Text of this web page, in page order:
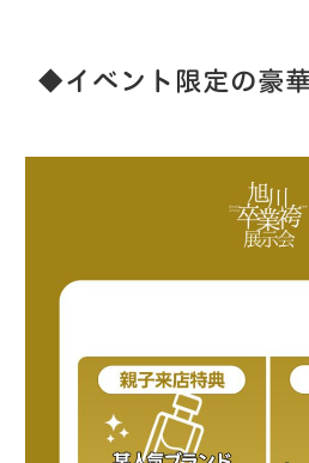
◆イベント限定の豪華